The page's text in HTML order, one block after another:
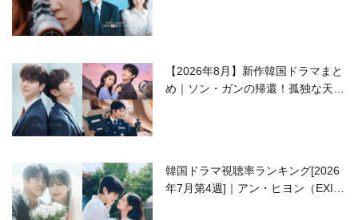
【2026年8月】新作韓国ドラマまと
め｜ソン・ガンの帰還！孤独な天才
韓国ドラマ視聴率ランキング[2026
年7月第4週]｜アン・ヒヨン（EXID